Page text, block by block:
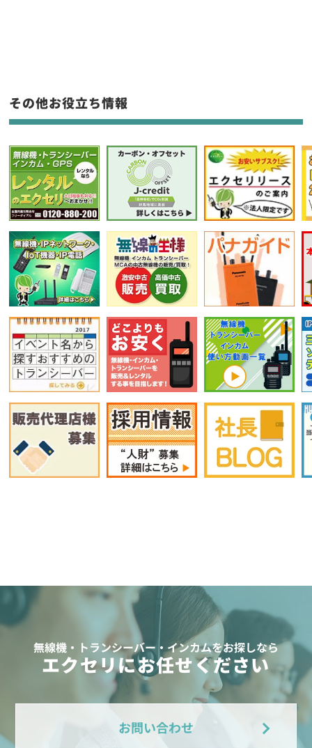
フリーワード入力(製品名等)
選択条件をリセット
その他お役立ち情報
無線機・トランシーバー・インカムをお探しなら
エクセリにお任せください
お問い合わせ